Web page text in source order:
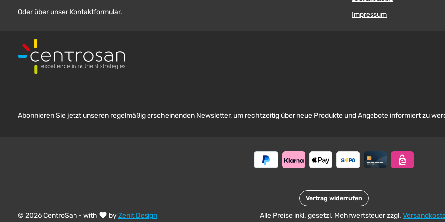
Oder über unserKontaktformular.
Impressum
Abonnieren Sie jetzt unseren regelmäßig erscheinenden Newsletter, um rechtzeitig über neue Produkte und Angebote informiert zu
Vertrag widerrufen
© 2026 CentroSan - with byZenit Design Alle Preise inkl. gesetzl. Mehrwertsteuer zzgl.